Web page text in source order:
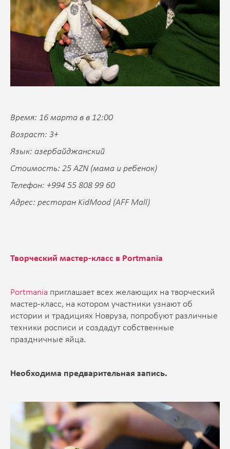
Время: 16 марта в в 12:00
Возраст: 3+
Язык: азербайджанский
Стоимость: 25 AZN (мама и ребенок)
Телефон: +994 55 808 99 60
Адрес: ресторан KidMood (AFF Mall)
Творческий мастер-класс в Portmania
Portmania приглашает всех желающих на творческий
мастер-класс, на котором участники узнают об
истории и традициях Новруза, попробуют различные
техники росписи и создадут собственные
праздничные яйца.
Необходима предварительная запись.